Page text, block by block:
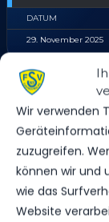
Wir verwenden
zuzugreifen.
können wir und
wie das
Website
DATUM
29. November 2025
ERGEBNIS
MANNSCHAFT
SV Grün-Weiß
FSV 63